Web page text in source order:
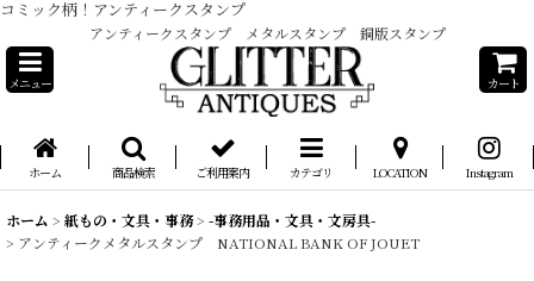
コミック柄！アンティークスタンプ
アンティークスタンプ メタルスタンプ 銅版スタンプ
メニュー カート
ホーム 商品検索 ご利用案内 カテゴリ LOCATION Instagram
ホーム > 紙もの・文具・事務> -事務用品・文具・文房具-
> アンティークメタルスタンプ NATIONAL BANK OF JOUET